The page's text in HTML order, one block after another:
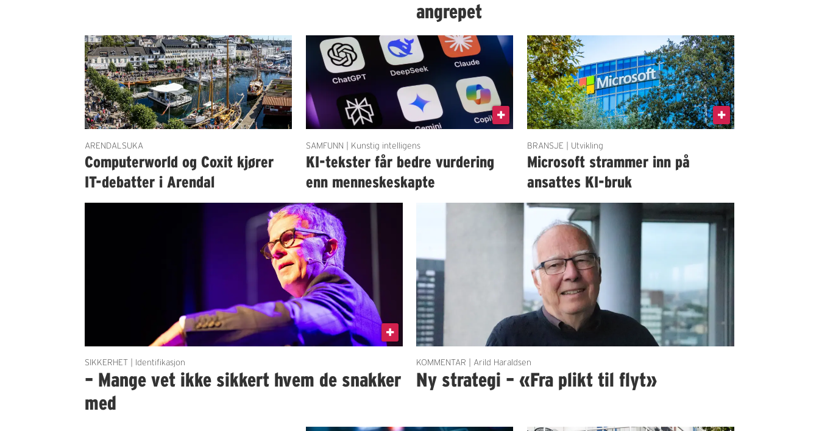
angrepet
ARENDALSUKA
Computerworld og Coxit kjører
IT-debatter i Arendal
SAMFUNN | Kunstig intelligens
KI-tekster får bedre vurdering
enn menneskeskapte
BRANSJE | Utvikling
Microsoft strammer inn på
ansattes KI-bruk
SIKKERHET | Identifikasjon
– Mange vet ikke sikkert hvem de snakker
med
KOMMENTAR | Arild Haraldsen
Ny strategi – «Fra plikt til flyt»